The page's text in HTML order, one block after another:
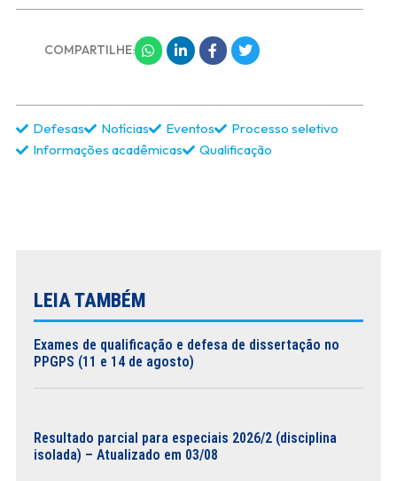
COMPARTILHE:
Defesas Notícias Eventos
Processo seletivo
Informações acadêmicas
Qualificação
LEIA TAMBÉM
Exames de qualificação e defesa de dissertação no
PPGPS (11 e 14 de agosto)
Resultado parcial para especiais 2026/2 (disciplina
isolada) – Atualizado em 03/08